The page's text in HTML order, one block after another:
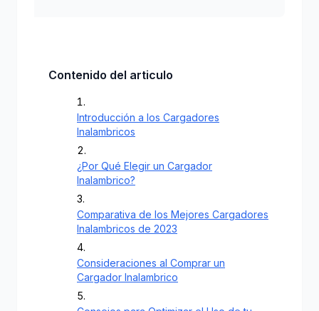
Contenido del articulo
Introducción a los Cargadores
Inalambricos
¿Por Qué Elegir un Cargador
Inalambrico?
Comparativa de los Mejores Cargadores
Inalambricos de 2023
Consideraciones al Comprar un
Cargador Inalambrico